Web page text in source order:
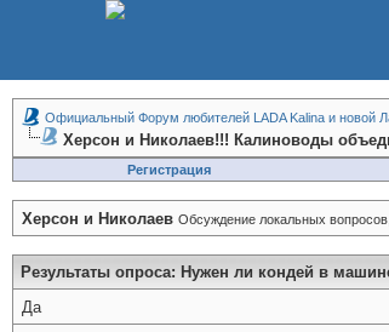
Официальный Форум любителей LADA Kalina и новой
Херсон и Николаев!!! Калиноводы
Регистрация
Херсон и Николаев Обсуждение локальных
Результаты опроса: Нужен ли кондей в
Да